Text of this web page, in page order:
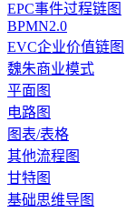
EPC事件过程链图
BPMN2.0
EVC企业价值链图
魏朱商业模式
平面图
电路图
图表/表格
其他流程图
甘特图
基础思维导图